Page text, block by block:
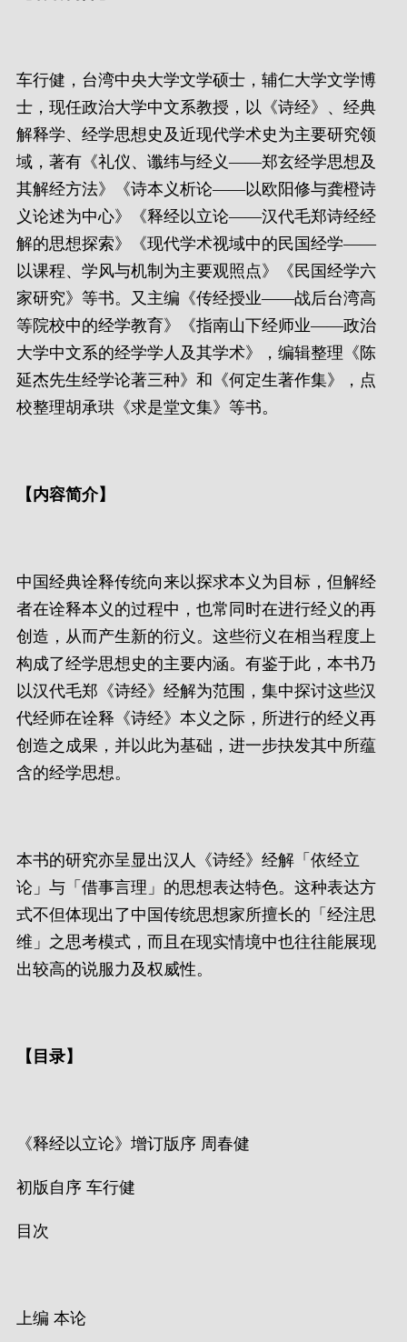
车行健，台湾中央大学文学硕士，辅仁大学文学博
士，现任政治大学中文系教授，以《诗经》、经典
解释学、经学思想史及近现代学术史为主要研究领
域，著有《礼仪、谶纬与经义——郑玄经学思想及
其解经方法》《诗本义析论——以欧阳修与龚橙诗
义论述为中心》《释经以立论——汉代毛郑诗经经
解的思想探索》《现代学术视域中的民国经学——
以课程、学风与机制为主要观照点》《民国经学六
家研究》等书。又主编《传经授业——战后台湾高
等院校中的经学教育》《指南山下经师业——政治
大学中文系的经学学人及其学术》，编辑整理《陈
延杰先生经学论著三种》和《何定生著作集》，点
校整理胡承珙《求是堂文集》等书。
【内容简介】
中国经典诠释传统向来以探求本义为目标，但解经
者在诠释本义的过程中，也常同时在进行经义的再
创造，从而产生新的衍义。这些衍义在相当程度上
构成了经学思想史的主要内涵。有鉴于此，本书乃
以汉代毛郑《诗经》经解为范围，集中探讨这些汉
代经师在诠释《诗经》本义之际，所进行的经义再
创造之成果，并以此为基础，进一步抉发其中所蕴
含的经学思想。
本书的研究亦呈显出汉人《诗经》经解「依经立
论」与「借事言理」的思想表达特色。这种表达方
式不但体现出了中国传统思想家所擅长的「经注思
维」之思考模式，而且在现实情境中也往往能展现
出较高的说服力及权威性。
【 目录】
《释经以立论》增订版序 周春健
初版自序 车行健
目次
上编 本论